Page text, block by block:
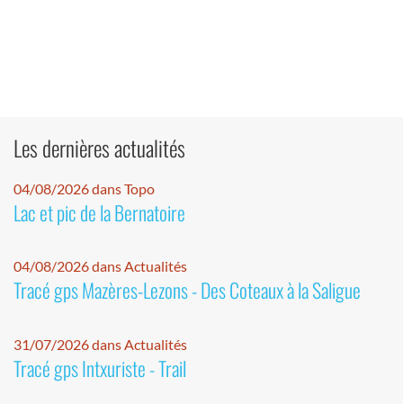
Les dernières actualités
04/08/2026 dans Topo
Lac et pic de la Bernatoire
04/08/2026 dans Actualités
Tracé gps Mazères-Lezons - Des Coteaux à la Saligue
31/07/2026 dans Actualités
Tracé gps Intxuriste - Trail